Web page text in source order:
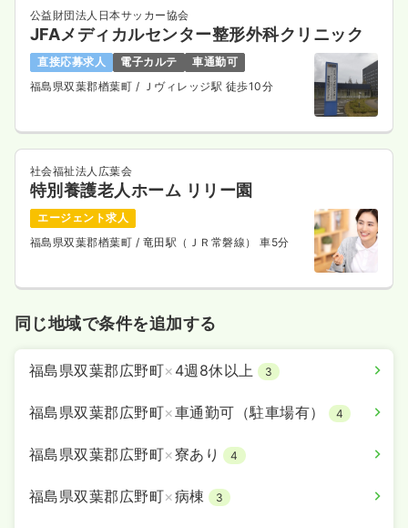
公益財団法人日本サッカー協会
JFAメディカルセンター整形外科クリニック
直接応募求人 電子カルテ
車通勤可
福島県双葉郡楢葉町 / Ｊヴィレッジ駅 徒歩10分
社会福祉法人広葉会
特別養護老人ホーム リリー園
エージェント求人
福島県双葉郡楢葉町 / 竜田駅（ＪＲ常磐線） 車5分
同じ地域で条件を追加する
福島県双葉郡広野町× 4週8休以上 3
福島県双葉郡広野町×車通勤可（駐車場有） 4
福島県双葉郡広野町×寮あり 4
福島県双葉郡広野町×病棟 3